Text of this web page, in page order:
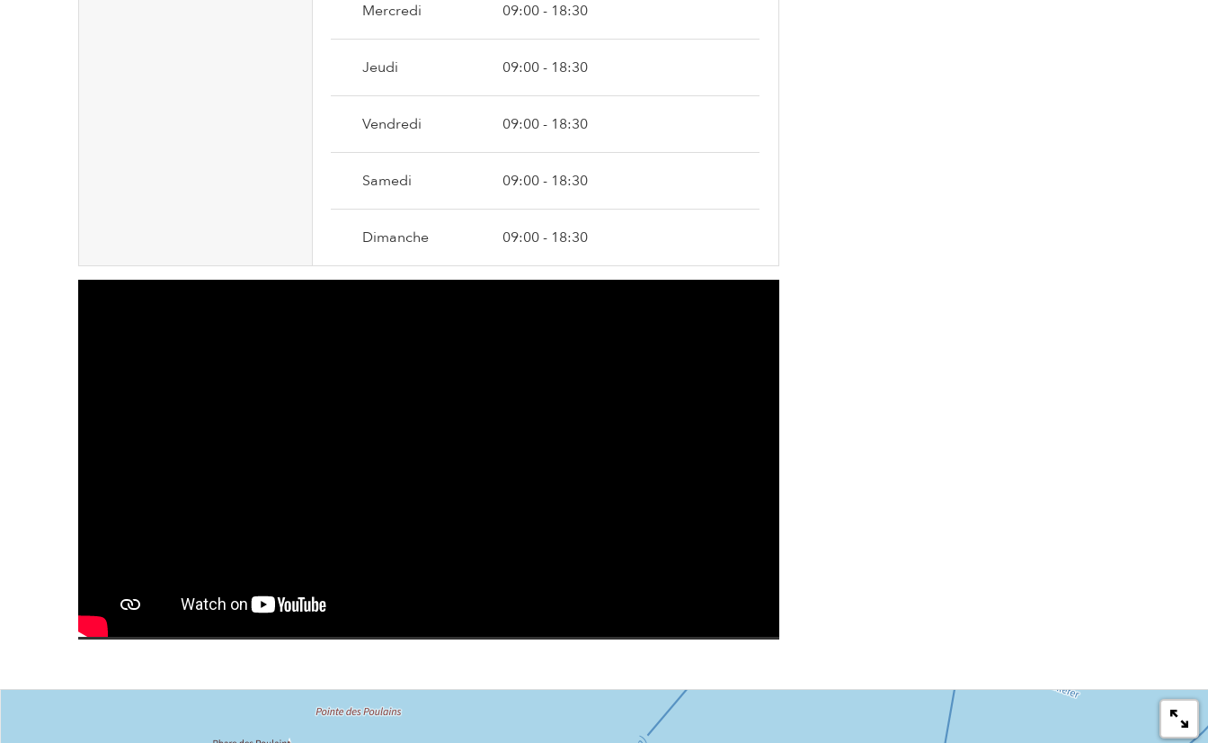
Mercredi 09:00 - 18:30
Jeudi 09:00 - 18:30
Vendredi 09:00 - 18:30
Samedi 09:00 - 18:30
Dimanche 09:00 - 18:30